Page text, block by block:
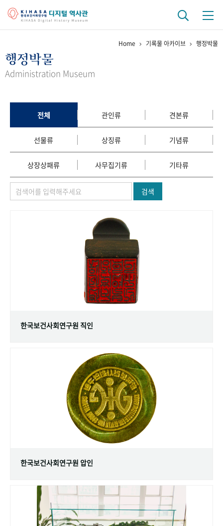
걸어온 길 기관 변천사
정책과 연구 키워드로 보는 연구 역사
연구자들
간행물 변천사
기록물 아카이브
사진 아카이브 문서 기록물 행정박물 영상 기록물
숫자로 보는 50년 50+1
Home 기록물 아카이브 행정박물
행정박물
Administration Museum
전체 관인류 견본류
선물류 상징류 기념류
상장상패류 사무집기류 기타류
검색
한국보건사회연구원 직인
한국보건사회연구원 압인